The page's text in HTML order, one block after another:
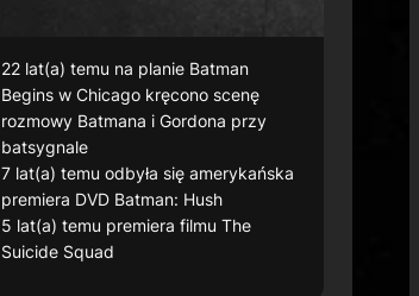
22 lat(a) temu na planie Batman
Begins w Chicago kręcono scenę
rozmowy Batmana i Gordona przy
batsygnale
7 lat(a) temu odbyła się amerykańska
premiera DVD Batman: Hush
5 lat(a) temu premiera filmuThe
Suicide Squad